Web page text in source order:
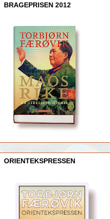
BRAGEPRISEN 2012
ORIENTEKSPRESSEN